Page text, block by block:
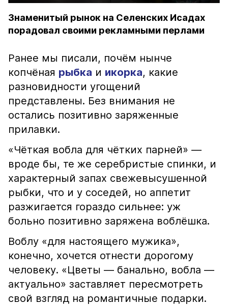
Знаменитый рынок на Селенских Исадах
порадовал своими рекламными перлами
Ранее мы писали, почём нынче
копчёная рыбка и икорка, какие
разновидности угощений
представлены. Без внимания не
остались позитивно заряженные
прилавки.
«Чёткая вобла для чётких парней» —
вроде бы, те же серебристые спинки, и
характерный запах свежевысушенной
рыбки, что и у соседей, но аппетит
разжигается гораздо сильнее: уж
больно позитивно заряжена воблёшка.
Воблу «для настоящего мужика»,
конечно, хочется отнести дорогому
человеку. «Цветы — банально, вобла —
актуально» заставляет пересмотреть
свой взгляд на романтичные подарки.